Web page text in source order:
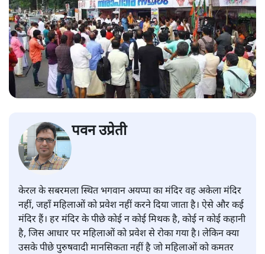
पवन उप्रेती
केरल के सबरमला स्थित भगवान अयप्पा का मंदिर वह अकेला मंदिर
नहीं, जहाँ महिलाओं को प्रवेश नहीं करने दिया जाता है। ऐसे और कई
मंदिर हैं। हर मंदिर के पीछे कोई न कोई मिथक है, कोई न कोई कहानी
है, जिस आधार पर महिलाओं को प्रवेश से रोका गया है। लेकिन क्या
उसके पीछे पुरुषवादी मानसिकता नहीं है जो महिलाओं को कमतर